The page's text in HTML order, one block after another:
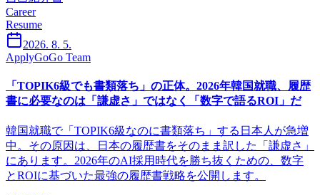
Career
Resume
2026. 8. 5.
ApplyGoGo Team
「TOPIK6級でも書類落ち」の正体。2026年韓国就職、履歴
書に必要なのは「謙虚さ」ではなく「数字で語るROI」だ
韓国就職で「TOPIK6級なのに書類落ち」する日本人が急増
中。その原因は、日本の履歴書をそのまま訳した「謙虚さ」
にあります。2026年のAI採用時代を勝ち抜くための、数字
とROIに基づいた最強の履歴書戦略を公開します。